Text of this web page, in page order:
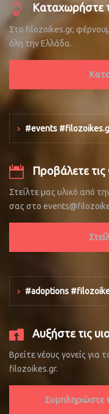
Καταχωρήστε
Στο filozoikes.gr,
όλη την Ελλάδα.
#events
Προβάλετε
Στείλτε μας υλικό από
σας στο
#adoptions
Αυξήστε τις
Βρείτε νέους γονείς
filozoikes.gr.
Συμπληρώστε